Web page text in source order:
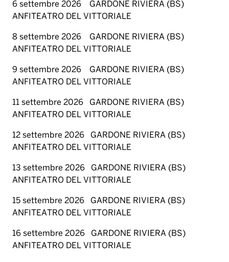
6 settembre 2026 GARDONE RIVIERA (BS)
ANFITEATRO DEL VITTORIALE
8 settembre 2026 GARDONE RIVIERA (BS)
ANFITEATRO DEL VITTORIALE
9 settembre 2026 GARDONE RIVIERA (BS)
ANFITEATRO DEL VITTORIALE
11 settembre 2026 GARDONE RIVIERA (BS)
ANFITEATRO DEL VITTORIALE
12 settembre 2026 GARDONE RIVIERA (BS)
ANFITEATRO DEL VITTORIALE
13 settembre 2026 GARDONE RIVIERA (BS)
ANFITEATRO DEL VITTORIALE
15 settembre 2026 GARDONE RIVIERA (BS)
ANFITEATRO DEL VITTORIALE
16 settembre 2026 GARDONE RIVIERA (BS)
ANFITEATRO DEL VITTORIALE